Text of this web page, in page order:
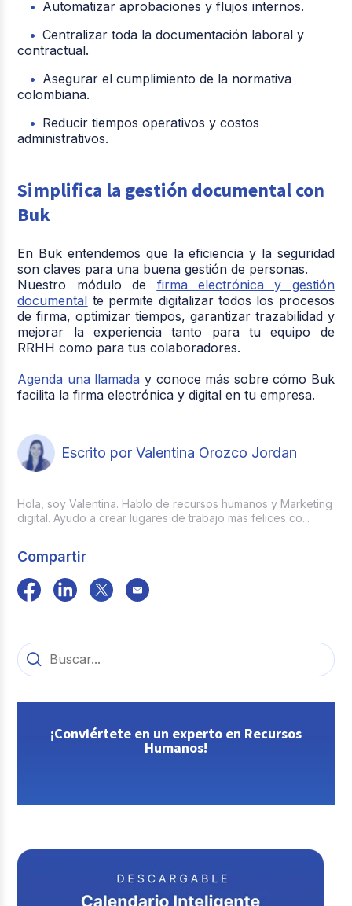
Automatizar aprobaciones y flujos internos.
Centralizar toda la documentación laboral y
contractual.
Asegurar el cumplimiento de la normativa
colombiana.
Reducir tiempos operativos y costos
administrativos.
Simplifica la gestión documental con
Buk
En Buk entendemos que la eficiencia y la seguridad
son claves para una buena gestión de personas.
Nuestro módulo de firma electrónica y gestión
documental te permite digitalizar todos los procesos
de firma, optimizar tiempos, garantizar trazabilidad y
mejorar la experiencia tanto para tu equipo de
RRHH como para tus colaboradores.
Agenda una llamada y conoce más sobre cómo Buk
facilita la firma electrónica y digital en tu empresa.
Escrito por Valentina Orozco Jordan
Hola, soy Valentina. Hablo de recursos humanos y Marketing
digital. Ayudo a crear lugares de trabajo más felices co...
Compartir
¡Conviértete en un experto en Recursos
Humanos!